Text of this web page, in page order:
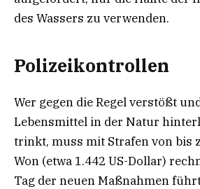
des Wassers zu verwenden.
Polizeikontrollen
Wer gegen die Regel verstößt
Lebensmittel in der Natur
trinkt, muss mit Strafen von bis
Won (etwa 1.442 US-Dollar)
Tag der neuen Maßnahmen